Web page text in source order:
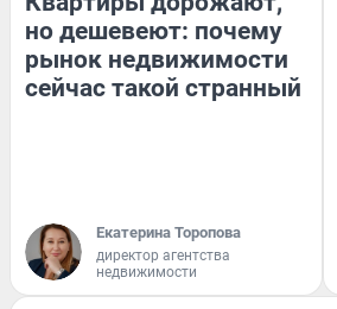
но дешевеют: почему
рынок недвижимости
сейчас такой странный
Екатерина Торопова
директор агентства
недвижимости